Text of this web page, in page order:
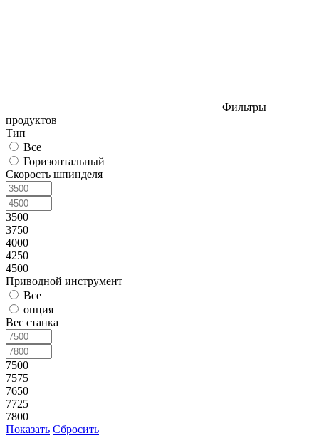
Фильтры
продуктов
Тип
Все
Горизонтальный
Скорость шпинделя
3500
3750
4000
4250
4500
Приводной инструмент
Все
опция
Вес станка
7500
7575
7650
7725
7800
Показать Сбросить